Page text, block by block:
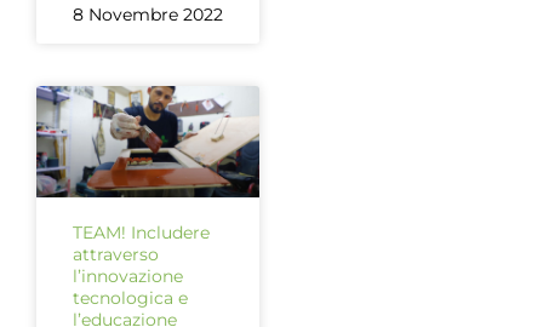
8 Novembre 2022
TEAM! Includere
attraverso
l’innovazione
tecnologica e
l’educazione